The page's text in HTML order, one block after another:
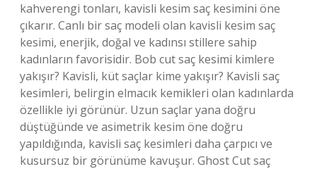
kahverengi tonları, kavisli kesim saç kesimini öne
çıkarır. Canlı bir saç modeli olan kavisli kesim saç
kesimi, enerjik, doğal ve kadınsı stillere sahip
kadınların favorisidir. Bob cut saç kesimi kimlere
yakışır? Kavisli, küt saçlar kime yakışır? Kavisli saç
kesimleri, belirgin elmacık kemikleri olan kadınlarda
özellikle iyi görünür. Uzun saçlar yana doğru
düştüğünde ve asimetrik kesim öne doğru
yapıldığında, kavisli saç kesimleri daha çarpıcı ve
kusursuz bir görünüme kavuşur. Ghost Cut saç